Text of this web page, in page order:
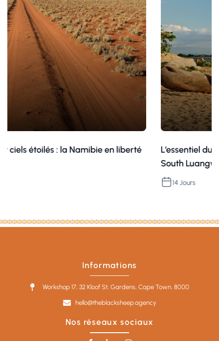
étoilés : la Namibie en liberté
L’essentiel du
South Luangwa
14 Jours
Informations
Workshop 17, 32 Kloof St, Gardens, Cape Town, 8000
hello@theblacksheep.agency
Nos réseaux sociaux